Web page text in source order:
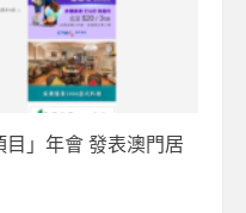
」年會 發表澳門居